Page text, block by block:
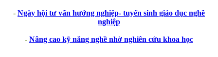
- Ngày hội tư vấn hướng nghiệp- tuyển sinh giáo dục nghề
nghiệp
- Nâng cao kỹ năng nghề nhờ nghiên cứu khoa học